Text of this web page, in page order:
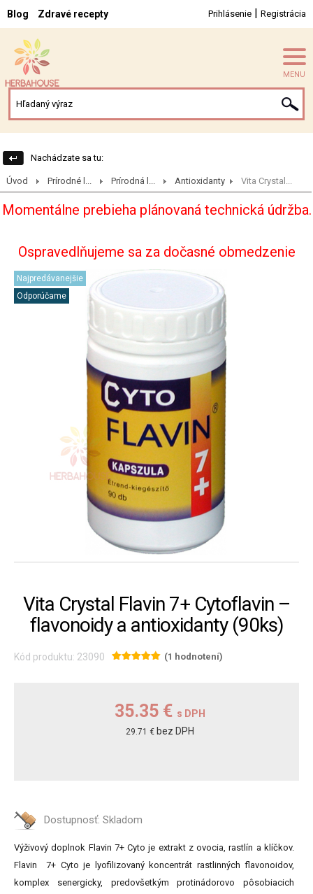
Blog Zdravé recepty Prihlásenie | Registrácia
MENU
Nachádzate sa tu:
Úvod Prírodné l... Prírodná l... Antioxidanty Vita Crystal...
Momentálne prebieha plánovaná technická údržba.
Ospravedlňujeme sa za dočasné obmedzenie
Najpredávanejšie
Odporúčame
Vita Crystal Flavin 7+ Cytoflavin –
flavonoidy a antioxidanty (90ks)
Kód produktu: 23090 (1 hodnotení)
35.35 € s DPH
29.71 € bez DPH
Dostupnosť: Skladom
Výživový doplnok Flavin 7+ Cyto je extrakt z ovocia, rastlín a klíčkov.
Flavin 7+ Cyto je lyofilizovaný koncentrát rastlinných flavonoidov,
komplex senergicky, predovšetkým protinádorovo pôsobiacich